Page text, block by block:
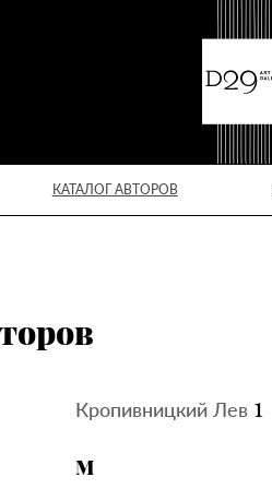
КАТАЛОГ АВТОРОВ
Кропивницкий Лев 1
М